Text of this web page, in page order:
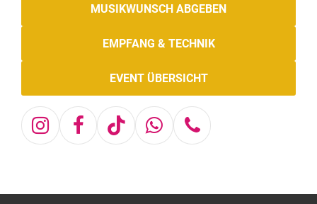
MUSIKWUNSCH ABGEBEN
EMPFANG & TECHNIK
EVENT ÜBERSICHT
Instagram
Facebook
TiktokWhatsapp
Telefon